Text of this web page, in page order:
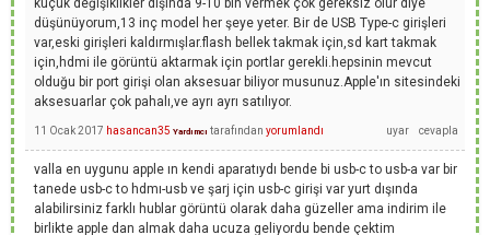
küçük değişiklikler dışında 9-10 bin vermek çok gereksiz olur diye
düşünüyorum,13 inç model her şeye yeter. Bir de USB Type-c girişleri
var,eski girişleri kaldırmışlar.flash bellek takmak için,sd kart takmak
için,hdmi ile görüntü aktarmak için portlar gerekli.hepsinin mevcut
olduğu bir port girişi olan aksesuar biliyor musunuz.Apple'ın sitesindeki
aksesuarlar çok pahalı,ve ayrı ayrı satılıyor.
11 Ocak 2017 hasancan35 Yardımcı tarafından yorumlandı
valla en uygunu apple ın kendi aparatıydı bende bi usb-c to usb-a var bir
tanede usb-c to hdmı-usb ve şarj için usb-c girişi var yurt dışında
alabilirsiniz farklı hublar görüntü olarak daha güzeller ama indirim ile
birlikte apple dan almak daha ucuza geliyordu bende çektim